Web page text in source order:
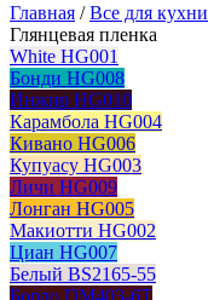
Главная /Все для кухни
Глянцевая пленка
White HG001
Бонди HG008
Инжир HG010
Карамбола HG004
Кивано HG006
Купуасу HG003
Личи HG009
Лонган HG005
Макиотти HG002
Циан HG007
Белый BS2165-55
Бордо DM403-6T